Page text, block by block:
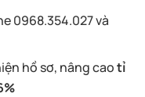
0968.354.027 và
hồ sơ, nâng caotỉ